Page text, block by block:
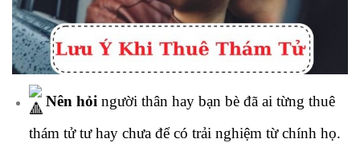
Nên hỏingười thân hay bạn bè đã ai từng thuê
thám tử tư hay chưa để có trải nghiệm từ chính họ.